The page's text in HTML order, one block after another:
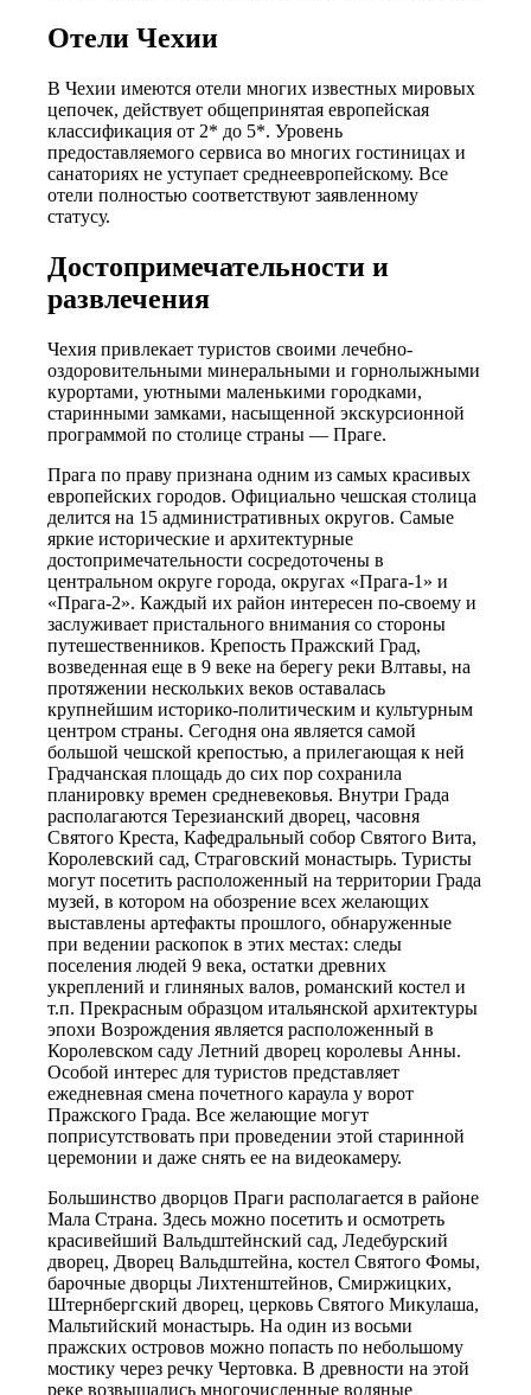
Отели Чехии
В Чехии имеются отели многих известных мировых
цепочек, действует общепринятая европейская
классификация от 2* до 5*. Уровень
предоставляемого сервиса во многих гостиницах и
санаториях не уступает среднеевропейскому. Все
отели полностью соответствуют заявленному
статусу.
Достопримечательности и
развлечения
Чехия привлекает туристов своими лечебно-
оздоровительными минеральными и горнолыжными
курортами, уютными маленькими городками,
старинными замками, насыщенной экскурсионной
программой по столице страны — Праге.
Прага по праву признана одним из самых красивых
европейских городов. Официально чешская столица
делится на 15 административных округов. Самые
яркие исторические и архитектурные
достопримечательности сосредоточены в
центральном округе города, округах «Прага-1» и
«Прага-2». Каждый их район интересен по-своему и
заслуживает пристального внимания со стороны
путешественников. Крепость Пражский Град,
возведенная еще в 9 веке на берегу реки Влтавы, на
протяжении нескольких веков оставалась
крупнейшим историко-политическим и культурным
центром страны. Сегодня она является самой
большой чешской крепостью, а прилегающая к ней
Градчанская площадь до сих пор сохранила
планировку времен средневековья. Внутри Града
располагаются Терезианский дворец, часовня
Святого Креста, Кафедральный собор Святого Вита,
Королевский сад, Страговский монастырь. Туристы
могут посетить расположенный на территории Града
музей, в котором на обозрение всех желающих
выставлены артефакты прошлого, обнаруженные
при ведении раскопок в этих местах: следы
поселения людей 9 века, остатки древних
укреплений и глиняных валов, романский костел и
т.п. Прекрасным образцом итальянской архитектуры
эпохи Возрождения является расположенный в
Королевском саду Летний дворец королевы Анны.
Особой интерес для туристов представляет
ежедневная смена почетного караула у ворот
Пражского Града. Все желающие могут
поприсутствовать при проведении этой старинной
церемонии и даже снять ее на видеокамеру.
Большинство дворцов Праги располагается в районе
Мала Страна. Здесь можно посетить и осмотреть
красивейший Вальдштейнский сад, Ледебурский
дворец, Дворец Вальдштейна, костел Святого Фомы,
барочные дворцы Лихтенштейнов, Смиржицких,
Штернбергский дворец, церковь Святого Микулаша,
Мальтийский монастырь. На один из восьми
пражских островов можно попасть по небольшому
мостику через речку Чертовка. В древности на этой
реке возвышались многочисленные водяные